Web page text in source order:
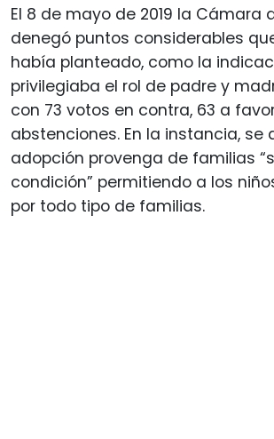
El 8 de mayo de 2019 la Cámara
denegó puntos considerables
había planteado, como la
privilegiaba el rol de padre y
con 73 votos en contra, 63 a
abstenciones. En la instancia, se
adopción provenga de familias
condición” permitiendo a los
por todo tipo de familias.